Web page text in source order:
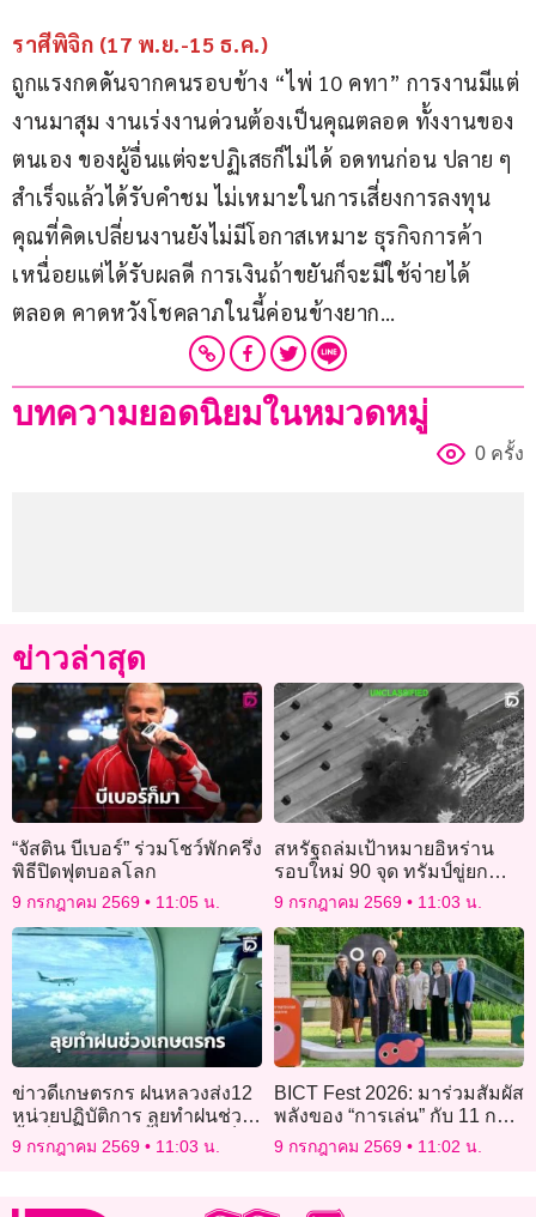
ราศีพิจิก (17 พ.ย.-15 ธ.ค.)
ถูกแรงกดดันจากคนรอบข้าง “ไพ่ 10 คทา” การงานมีแต่
งานมาสุม งานเร่งงานด่วนต้องเป็นคุณตลอด ทั้งงานของ
ตนเอง ของผู้อื่นแต่จะปฏิเสธก็ไม่ได้ อดทนก่อน ปลาย ๆ
สำเร็จแล้วได้รับคำชม ไม่เหมาะในการเสี่ยงการลงทุน
คุณที่คิดเปลี่ยนงานยังไม่มีโอกาสเหมาะ ธุรกิจการค้า
เหนื่อยแต่ได้รับผลดี การเงินถ้าขยันก็จะมีใช้จ่ายได้
ตลอด คาดหวังโชคลาภในนี้ค่อนข้างยาก…
บทความยอดนิยมในหมวดหมู่
0 ครั้ง
ข่าวล่าสุด
“จัสติน บีเบอร์” ร่วมโชว์พักครึ่ง
พิธีปิดฟุตบอลโลก
9 กรกฎาคม 2569 11:05 น.
สหรัฐถล่มเป้าหมายอิหร่าน
รอบใหม่ 90 จุด ทรัมป์ขู่ยก
ระดับถ้าเรือในฮอร์มุซถูก
โจมตีอีก
9 กรกฎาคม 2569 11:03 น.
ข่าวดีเกษตรกร ฝนหลวงส่ง12
หน่วยปฏิบัติการ ลุยทำฝนช่วย
พื้นที่เกษตร เติมน้ำในอ่างเก็บ
9 กรกฎาคม 2569 11:03 น.
BICT Fest 2026: มาร่วมสัมผัส
พลังของ “การเล่น” กับ 11 การ
แสดง จากศิลปินไทยและ
นานาชาติ รวม 9 ประเทศ
9 กรกฎาคม 2569 11:02 น.